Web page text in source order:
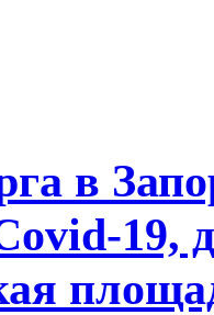
в
19,